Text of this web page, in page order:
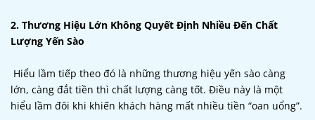
2. Thương Hiệu Lớn Không Quyết Định Nhiều Đến Chất
Lượng Yến Sào
Hiểu lầm tiếp theo đó là những thương hiệu yến sào càng
lớn, càng đắt tiền thì chất lượng càng tốt. Điều này là một
hiểu lầm đôi khi khiến khách hàng mất nhiều tiền “oan uổng”.